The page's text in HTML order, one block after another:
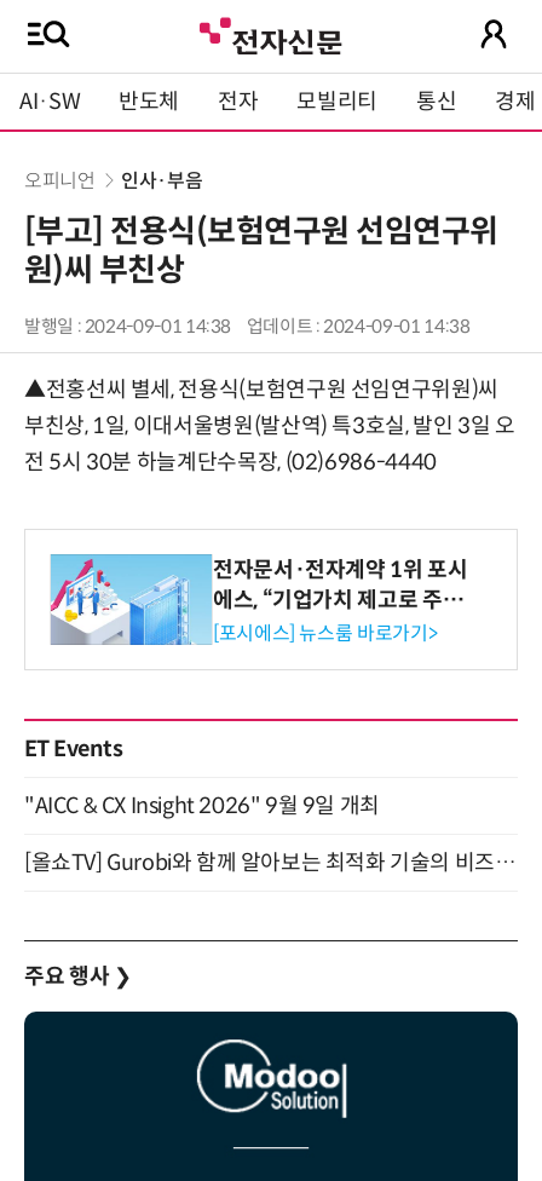
AI·SW 반도체 전자 모빌리티 통신 경제
오피니언 인사·부음
[부고] 전용식(보험연구원 선임연구위
원)씨 부친상
발행일 : 2024-09-01 14:38 업데이트 : 2024-09-01 14:38
▲전홍선씨 별세, 전용식(보험연구원 선임연구위원)씨
부친상, 1일, 이대서울병원(발산역) 특3호실, 발인 3일 오
전 5시 30분 하늘계단수목장, (02)6986-4440
전자문서·전자계약 1위 포시
에스, “기업가치 제고로 주주
환원 강화” 계획 공시
[포시에스] 뉴스룸 바로가기>
ET Events
"AICC & CX Insight 2026" 9월 9일 개최
[올쇼TV] Gurobi와 함께 알아보는 최적화 기술의 비즈니스 활용 (8월 20일 생방송)
주요 행사 ❯